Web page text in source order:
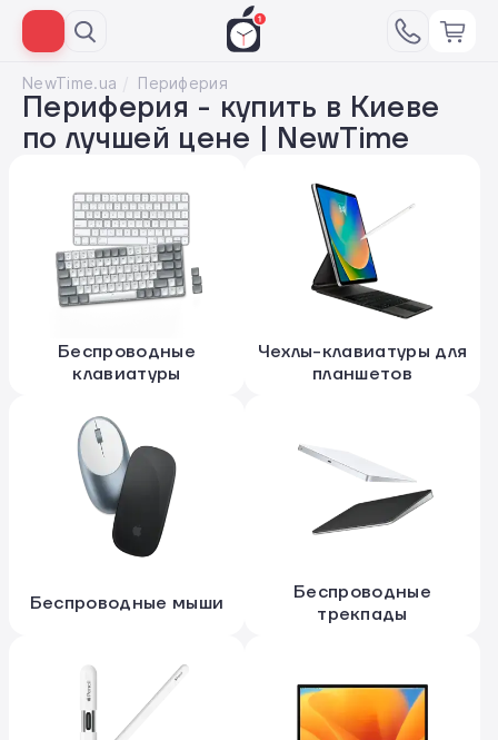
NewTime.ua Периферия
Периферия - купить в Киеве
по лучшей цене | NewTime
Беспроводные
клавиатуры
Чехлы-клавиатуры для
планшетов
Беспроводные мыши
Беспроводные
трекпады